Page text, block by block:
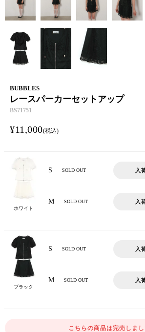
BUBBLES
レースパーカーセットアップ
BS71751
¥11,000 税込
ホワイト
S SOLD OUT 入
M SOLD OUT 入
ブラック
S SOLD OUT 入
M SOLD OUT 入
こちらの商品は完売しまし